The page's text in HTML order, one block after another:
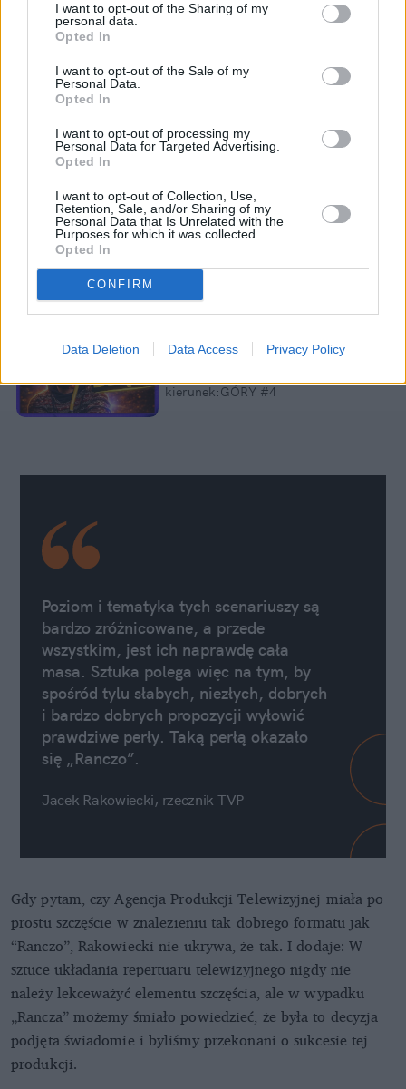
I want to opt-out of the Sharing of my
personal data.
Opted In
I want to opt-out of the Sale of my
Personal Data.
Opted In
I want to opt-out of processing my
Personal Data for Targeted Advertising.
Opted In
I want to opt-out of Collection, Use,
Retention, Sale, and/or Sharing of my
Personal Data that Is Unrelated with the
Purposes for which it was collected.
Opted In
CONFIRM
Data Deletion Data Access Privacy Policy
kierunek:GÓRY #4
Jacek Rakowiecki, rzecznik TVP
Poziom i tematyka tych scenariuszy są
bardzo zróżnicowane, a przede
wszystkim, jest ich naprawdę cała
masa. Sztuka polega więc na tym, by
spośród tylu słabych, niezłych, dobrych
i bardzo dobrych propozycji wyłowić
prawdziwe perły. Taką perłą okazało
się „Ranczo”.
Gdy pytam, czy Agencja Produkcji Telewizyjnej miała po
prostu szczęście w znalezieniu tak dobrego formatu jak
“Ranczo”, Rakowiecki nie ukrywa, że tak. I dodaje: W
sztuce układania repertuaru telewizyjnego nigdy nie
należy lekceważyć elementu szczęścia, ale w wypadku
„Rancza” możemy śmiało powiedzieć, że była to decyzja
podjęta świadomie i byliśmy przekonani o sukcesie tej
produkcji.